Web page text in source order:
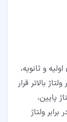
و ثانویه،
بالاتر قرار
پایین،
ولتاژ